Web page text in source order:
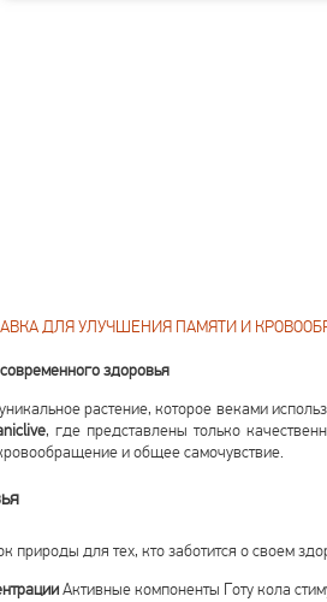
ДЛЯ УЛУЧШЕНИЯ ПАМЯТИ И
здоровья
растение, которое веками
, где представлены только
и общее самочувствие.
природы для тех, кто заботится о своем
Активные компоненты Готу кола